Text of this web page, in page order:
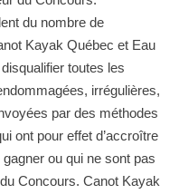
du nombre de
Kayak Québec et Eau
toutes les
irrégulières,
par des méthodes
ont pour effet d’accroître
ou qui ne sont pas
Concours. Canot Kayak